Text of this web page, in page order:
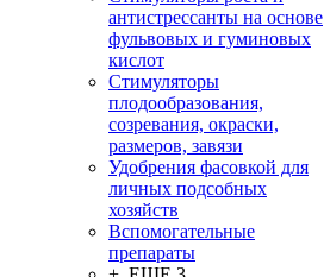
антистрессанты на основе
фульвовых и гуминовых
кислот
Стимуляторы
плодообразования,
созревания, окраски,
размеров, завязи
Удобрения фасовкой для
личных подсобных
хозяйств
Вспомогательные
препараты